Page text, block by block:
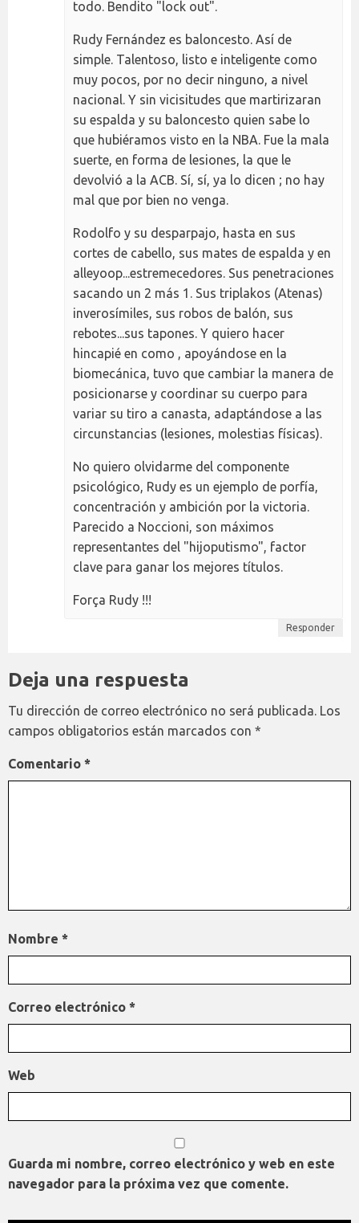
todo. Bendito "lock out".
Rudy Fernández es baloncesto. Así de
simple. Talentoso, listo e inteligente como
muy pocos, por no decir ninguno, a nivel
nacional. Y sin vicisitudes que martirizaran
su espalda y su baloncesto quien sabe lo
que hubiéramos visto en la NBA. Fue la mala
suerte, en forma de lesiones, la que le
devolvió a la ACB. Sí, sí, ya lo dicen ; no hay
mal que por bien no venga.
Rodolfo y su desparpajo, hasta en sus
cortes de cabello, sus mates de espalda y en
alleyoop...estremecedores. Sus penetraciones
sacando un 2 más 1. Sus triplakos (Atenas)
inverosímiles, sus robos de balón, sus
rebotes...sus tapones. Y quiero hacer
hincapié en como , apoyándose en la
biomecánica, tuvo que cambiar la manera de
posicionarse y coordinar su cuerpo para
variar su tiro a canasta, adaptándose a las
circunstancias (lesiones, molestias físicas).
No quiero olvidarme del componente
psicológico, Rudy es un ejemplo de porfía,
concentración y ambición por la victoria.
Parecido a Noccioni, son máximos
representantes del "hijoputismo", factor
clave para ganar los mejores títulos.
Força Rudy !!!
Responder
Deja una respuesta
Tu dirección de correo electrónico no será publicada. Los
campos obligatorios están marcados con *
Comentario *
Nombre *
Correo electrónico *
Web
Guarda mi nombre, correo electrónico y web en este
navegador para la próxima vez que comente.